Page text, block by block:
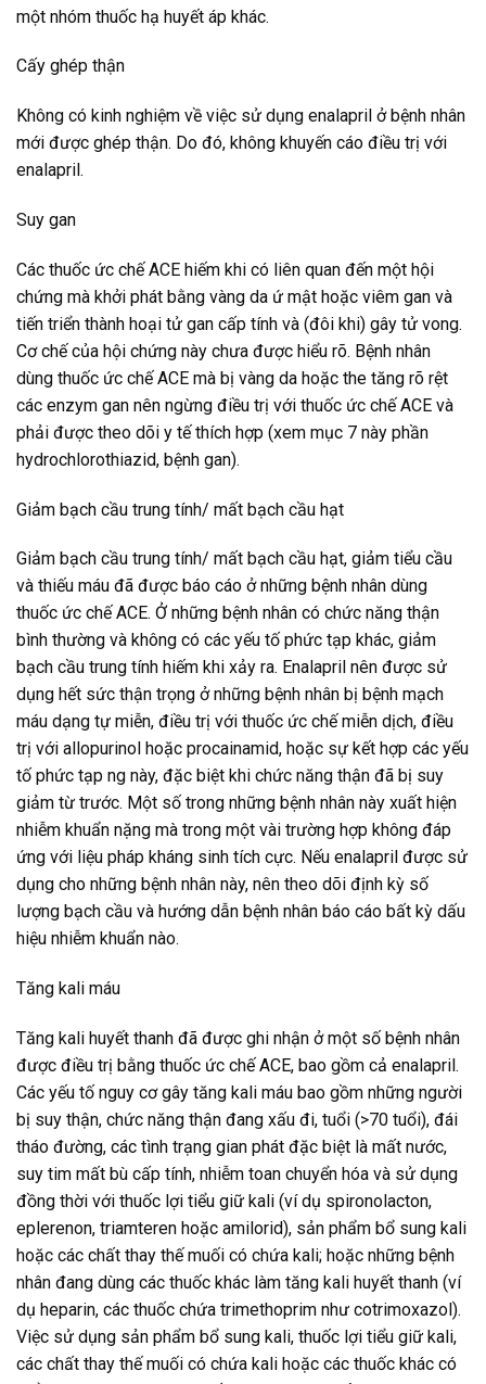
một nhóm thuốc hạ huyết áp khác.
Cấy ghép thận
Không có kinh nghiệm về việc sử dụng enalapril ở bệnh nhân
mới được ghép thận. Do đó, không khuyến cáo điều trị với
enalapril.
Suy gan
Các thuốc ức chế ACE hiếm khi có liên quan đến một hội
chứng mà khởi phát bằng vàng da ứ mật hoặc viêm gan và
tiến triển thành hoại tử gan cấp tính và (đôi khi) gây tử vong.
Cơ chế của hội chứng này chưa được hiểu rõ. Bệnh nhân
dùng thuốc ức chế ACE mà bị vàng da hoặc the tăng rõ rệt
các enzym gan nên ngừng điều trị với thuốc ức chế ACE và
phải được theo dõi y tế thích hợp (xem mục 7 này phần
hydrochlorothiazid, bệnh gan).
Giảm bạch cầu trung tính/ mất bạch cầu hạt
Giảm bạch cầu trung tính/ mất bạch cầu hạt, giảm tiểu cầu
và thiếu máu đã được báo cáo ở những bệnh nhân dùng
thuốc ức chế ACE. Ở những bệnh nhân có chức năng thận
bình thường và không có các yếu tố phức tạp khác, giảm
bạch cầu trung tính hiếm khi xảy ra. Enalapril nên được sử
dụng hết sức thận trọng ở những bệnh nhân bị bệnh mạch
máu dạng tự miễn, điều trị với thuốc ức chế miễn dịch, điều
trị với allopurinol hoặc procainamid, hoặc sự kết hợp các yếu
tố phức tạp ng này, đặc biệt khi chức năng thận đã bị suy
giảm từ trước. Một số trong những bệnh nhân này xuất hiện
nhiễm khuẩn nặng mà trong một vài trường hợp không đáp
ứng với liệu pháp kháng sinh tích cực. Nếu enalapril được sử
dụng cho những bệnh nhân này, nên theo dõi định kỳ số
lượng bạch cầu và hướng dẫn bệnh nhân báo cáo bất kỳ dấu
hiệu nhiễm khuẩn nào.
Tăng kali máu
Tăng kali huyết thanh đã được ghi nhận ở một số bệnh nhân
được điều trị bằng thuốc ức chế ACE, bao gồm cả enalapril.
Các yếu tố nguy cơ gây tăng kali máu bao gồm những người
bị suy thận, chức năng thận đang xấu đi, tuổi (>70 tuổi), đái
tháo đường, các tình trạng gian phát đặc biệt là mất nước,
suy tim mất bù cấp tính, nhiễm toan chuyển hóa và sử dụng
đồng thời với thuốc lợi tiểu giữ kali (ví dụ spironolacton,
eplerenon, triamteren hoặc amilorid), sản phẩm bổ sung kali
hoặc các chất thay thế muối có chứa kali; hoặc những bệnh
nhân đang dùng các thuốc khác làm tăng kali huyết thanh (ví
dụ heparin, các thuốc chứa trimethoprim như cotrimoxazol).
Việc sử dụng sản phẩm bổ sung kali, thuốc lợi tiểu giữ kali,
các chất thay thế muối có chứa kali hoặc các thuốc khác có